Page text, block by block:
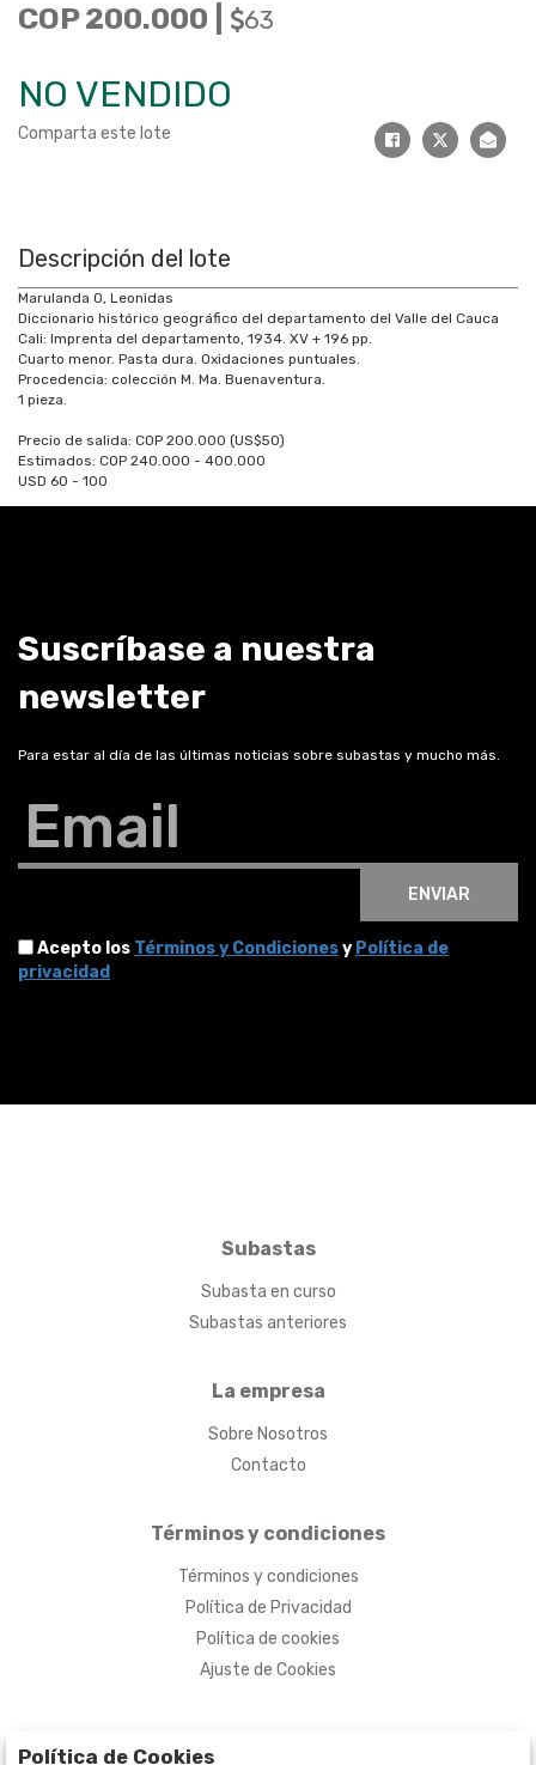
COP 200.000 | 63
NO VENDIDO
Comparta este lote
Descripción del lote
Marulanda O, Leonidas
Diccionario histórico geográfico del departamento del Valle del Cauca
Cali: Imprenta del departamento, 1934. XV + 196 pp.
Cuarto menor. Pasta dura. Oxidaciones puntuales.
Procedencia: colección M. Ma. Buenaventura.
1 pieza.
Precio de salida: COP 200.000 (US$50)
Estimados: COP 240.000 - 400.000
USD 60 - 100
Suscríbase a nuestra
newsletter
Para estar al día de las últimas noticias sobre subastas y mucho más.
Email
ENVIAR
Acepto los Términos y Condicionesy Política de
privacidad
Subastas
Subasta en curso
Subastas anteriores
La empresa
Sobre Nosotros
Contacto
Términos y condiciones
Términos y condiciones
Política de Privacidad
Política de cookies
Ajuste de Cookies
Política de Cookies